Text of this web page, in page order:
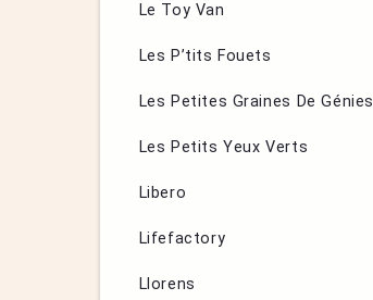
Le Toy Van
Les P’tits Fouets
Les Petites Graines De Génies
Les Petits Yeux Verts
Libero
Lifefactory
Llorens